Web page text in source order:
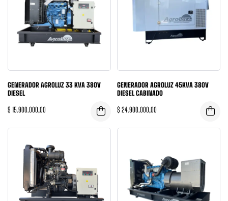
GENERADOR AGROLUZ 33 KVA 380V
DIESEL
$ 15.900.000,00
GENERADOR AGROLUZ 45KVA 380V
DIESEL CABINADO
$ 24.900.000,00